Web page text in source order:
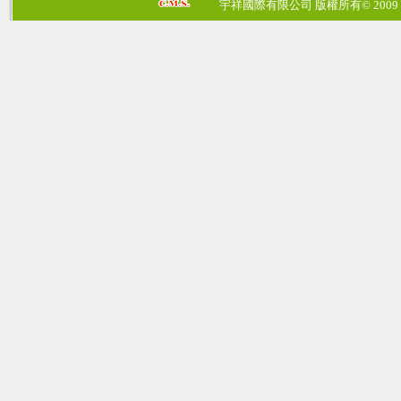
宇祥國際有限公司 版權所有© 2009